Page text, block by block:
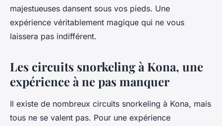
majestueuses dansent sous vos pieds. Une
expérience véritablement magique qui ne vous
laissera pas indifférent.
Les circuits snorkeling à Kona, une
expérience à ne pas manquer
Il existe de nombreux circuits snorkeling à Kona, mais
tous ne se valent pas. Pour une expérience